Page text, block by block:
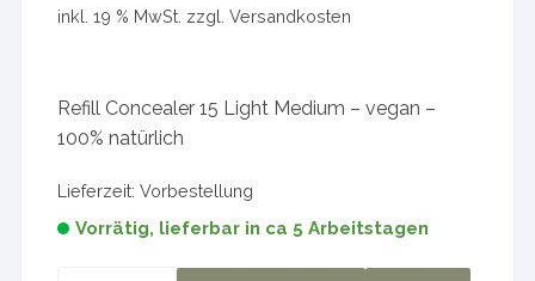
inkl. 19 % MwSt. zzgl.Versandkosten
Refill Concealer 15 Light Medium – vegan –
100% natürlich
Lieferzeit:Vorbestellung
Vorrätig, lieferbar in ca 5 Arbeitstagen